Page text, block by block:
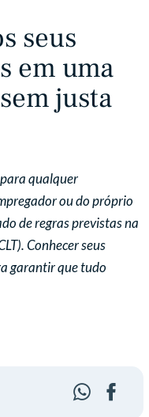
seus
em uma
justa
qualquer
ou do próprio
de regras previstas na
Conhecer seus
garantir que tudo